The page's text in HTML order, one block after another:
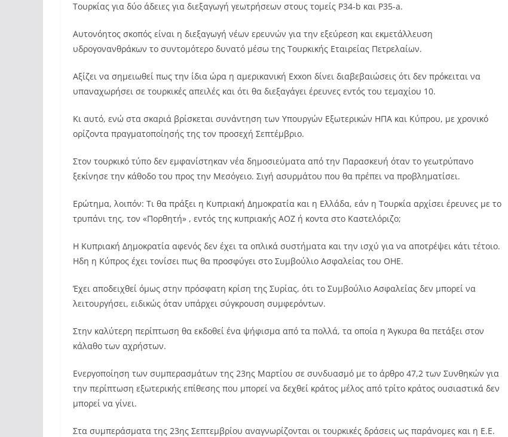
Τουρκίας για δύο άδειες για διεξαγωγή γεωτρήσεων στους τομείς P34-b και P35-a.
Αυτονόητος σκοπός είναι η διεξαγωγή νέων ερευνών για την εξεύρεση και εκμετάλλευση
υδρογονανθράκων το συντομότερο δυνατό μέσω της Τουρκικής Εταιρείας Πετρελαίων.
Αξίζει να σημειωθεί πως την ίδια ώρα η αμερικανική Exxon δίνει διαβεβαιώσεις ότι δεν πρόκειται να
υπαναχωρήσει σε τουρκικές απειλές και ότι θα διεξαγάγει έρευνες εντός του τεμαχίου 10.
Κι αυτό, ενώ στα σκαριά βρίσκεται συνάντηση των Υπουργών Εξωτερικών ΗΠΑ και Κύπρου, με χρονικό
ορίζοντα πραγματοποίησής της τον προσεχή Σεπτέμβριο.
Στον τουρκικό τύπο δεν εμφανίστηκαν νέα δημοσιεύματα από την Παρασκευή όταν το γεωτρύπανο
ξεκίνησε την κάθοδο του προς την Μεσόγειο. Σιγή ασυρμάτου που θα πρέπει να προβληματίσει.
Ερώτημα, λοιπόν: Τι θα πράξει η Κυπριακή Δημοκρατία και η Ελλάδα, εάν η Τουρκία αρχίσει έρευνες με το
τρυπάνι της, τον «Πορθητή» , εντός της κυπριακής ΑΟΖ ή κοντα στο Καστελόριζο;
Η Κυπριακή Δημοκρατία αφενός δεν έχει τα οπλικά συστήματα και την ισχύ για να αποτρέψει κάτι τέτοιο.
Ηδη η Κύπρος έχει τονίσει πως θα προσφύγει στο Συμβούλιο Ασφαλείας του ΟΗΕ.
Έχει αποδειχθεί όμως στην πρόσφατη κρίση της Συρίας, ότι το Συμβούλιο Ασφαλείας δεν μπορεί να
λειτουργήσει, ειδικώς όταν υπάρχει σύγκρουση συμφερόντων.
Στην καλύτερη περίπτωση θα εκδοθεί ένα ψήφισμα από τα πολλά, τα οποία η Άγκυρα θα πετάξει στον
κάλαθο των αχρήστων.
Ενεργοποίηση των συμπερασμάτων της 23ης Μαρτίου σε συνδυασμό με το άρθρο 47,2 των Συνθηκών για
την περίπτωση εξωτερικής επίθεσης που μπορεί να δεχθεί κράτος μέλος από τρίτο κράτος ουσιαστικά δεν
μπορεί να γίνει.
Στα συμπεράσματα της 23ης Σεπτεμβρίου αναγνωρίζονται οι τουρκικές δράσεις ως παράνομες και η Ε.Ε.